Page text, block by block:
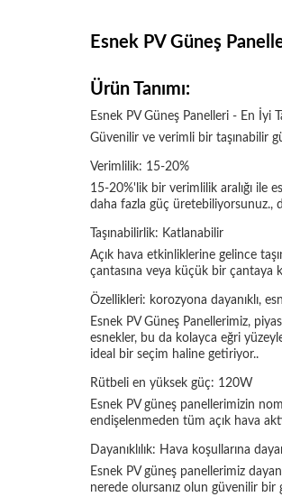
Esnek PV Güneş
Ürün Tanımı:
Esnek PV Güneş Panelleri - En İyi
Güvenilir ve verimli bir taşınabilir
Verimlilik: 15-20%
15-20%'lik bir verimlilik aralığı ile
daha fazla güç üretebiliyorsunuz.,
Taşınabilirlik: Katlanabilir
Açık hava etkinliklerine gelince
çantasına veya küçük bir çantaya
Özellikleri: korozyona dayanıklı,
Esnek PV Güneş Panellerimiz,
esnekler, bu da kolayca eğri
ideal bir seçim haline getiriyor..
Rütbeli en yüksek güç: 120W
Esnek PV güneş panellerimizin
endişelenmeden tüm açık hava
Dayanıklılık: Hava koşullarına
Esnek PV güneş panellerimiz
nerede olursanız olun güvenilir bir